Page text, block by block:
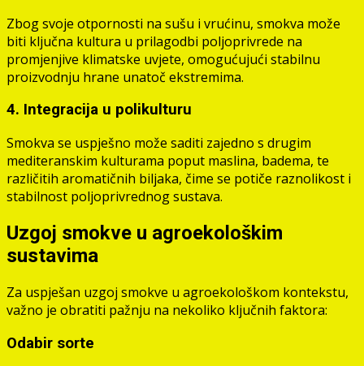
Zbog svoje otpornosti na sušu i vrućinu, smokva može
biti ključna kultura u prilagodbi poljoprivrede na
promjenjive klimatske uvjete, omogućujući stabilnu
proizvodnju hrane unatoč ekstremima.
4. Integracija u polikulturu
Smokva se uspješno može saditi zajedno s drugim
mediteranskim kulturama poput maslina, badema, te
različitih aromatičnih biljaka, čime se potiče raznolikost i
stabilnost poljoprivrednog sustava.
Uzgoj smokve u agroekološkim
sustavima
Za uspješan uzgoj smokve u agroekološkom kontekstu,
važno je obratiti pažnju na nekoliko ključnih faktora:
Odabir sorte